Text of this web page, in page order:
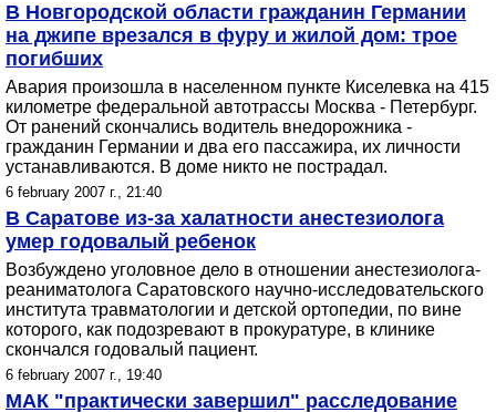
В Новгородской области гражданин Германии
на джипе врезался в фуру и жилой дом: трое
погибших
Авария произошла в населенном пункте Киселевка на 415
километре федеральной автотрассы Москва - Петербург.
От ранений скончались водитель внедорожника -
гражданин Германии и два его пассажира, их личности
устанавливаются. В доме никто не пострадал.
6 february 2007 г., 21:40
В Саратове из-за халатности анестезиолога
умер годовалый ребенок
Возбуждено уголовное дело в отношении анестезиолога-
реаниматолога Саратовского научно-исследовательского
института травматологии и детской ортопедии, по вине
которого, как подозревают в прокуратуре, в клинике
скончался годовалый пациент.
6 february 2007 г., 19:40
МАК "практически завершил" расследование